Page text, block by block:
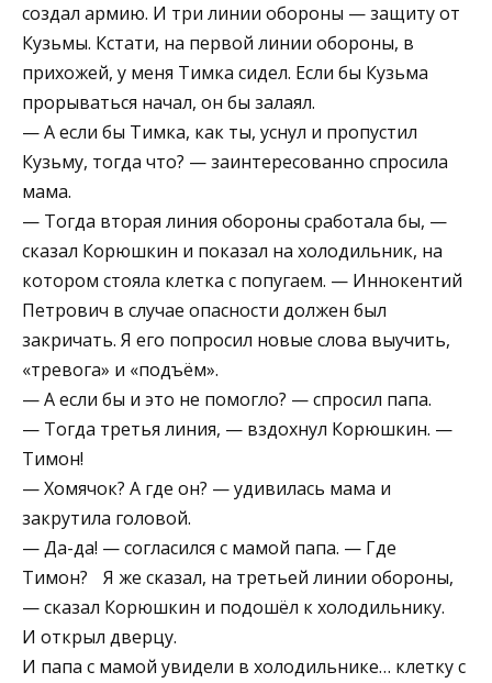
создал армию. И три линии обороны — защиту от
Кузьмы. Кстати, на первой линии обороны, в
прихожей, у меня Тимка сидел. Если бы Кузьма
прорываться начал, он бы залаял.
— А если бы Тимка, как ты, уснул и пропустил
Кузьму, тогда что? — заинтересованно спросила
мама.
— Тогда вторая линия обороны сработала бы, —
сказал Корюшкин и показал на холодильник, на
котором стояла клетка с попугаем. — Иннокентий
Петрович в случае опасности должен был
закричать. Я его попросил новые слова выучить,
«тревога» и «подъём».
— А если бы и это не помогло? — спросил папа.
— Тогда третья линия, — вздохнул Корюшкин. —
Тимон!
— Хомячок? А где он? — удивилась мама и
закрутила головой.
— Да-да! — согласился с мамой папа. — Где
Тимон? Я же сказал, на третьей линии обороны,
— сказал Корюшкин и подошёл к холодильнику.
И открыл дверцу.
И папа с мамой увидели в холодильнике… клетку с